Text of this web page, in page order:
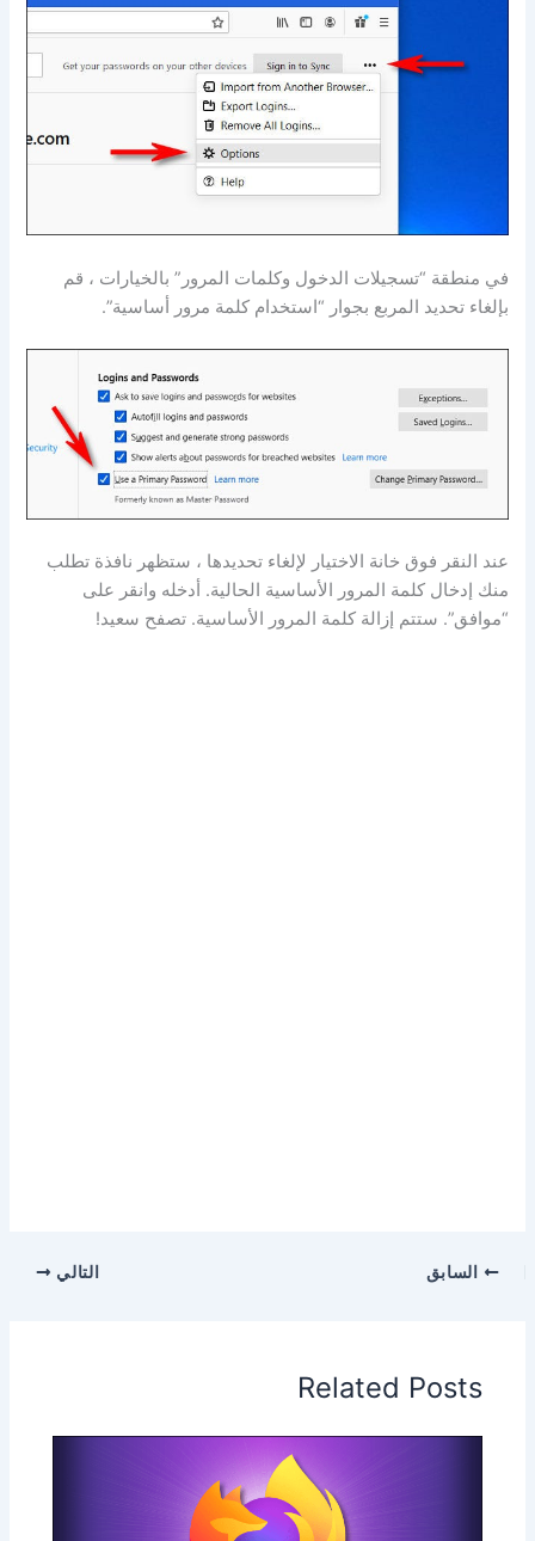
في منطقة “تسجيلات الدخول وكلمات المرور” بالخيارات ، قم
بإلغاء تحديد المربع بجوار “استخدام كلمة مرور أساسية”.
عند النقر فوق خانة الاختيار لإلغاء تحديدها ، ستظهر نافذة تطلب
منك إدخال كلمة المرور الأساسية الحالية. أدخله وانقر على
“موافق”. ستتم إزالة كلمة المرور الأساسية. تصفح سعيد!
السابق التالي
Related Posts